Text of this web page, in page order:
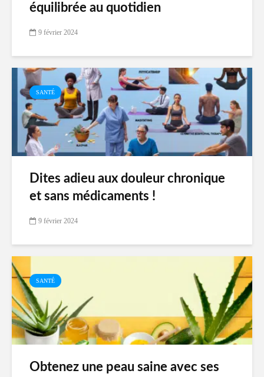
équilibrée au quotidien
9 février 2024
SANTÉ
Dites adieu aux douleur chronique
et sans médicaments !
9 février 2024
SANTÉ
Obtenez une peau saine avec ses